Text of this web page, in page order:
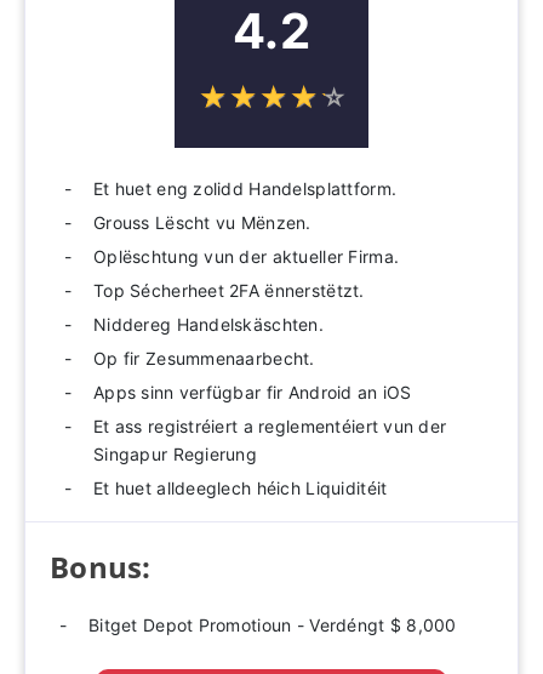
4.2
☆☆☆☆☆
★★★★★
Et huet eng zolidd Handelsplattform.
Grouss Lëscht vu Mënzen.
Oplëschtung vun der aktueller Firma.
Top Sécherheet 2FA ënnerstëtzt.
Niddereg Handelskäschten.
Op fir Zesummenaarbecht.
Apps sinn verfügbar fir Android an iOS
Et ass registréiert a reglementéiert vun der
Singapur Regierung
Et huet alldeeglech héich Liquiditéit
Bonus:
Bitget Depot Promotioun - Verdéngt $ 8,000